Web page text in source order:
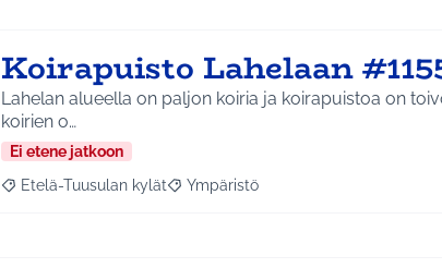
Koirapuisto Lahelaan
Lahelan alueella on paljon koiria ja koirapuistoa on
koirien o…
Ei etene jatkoon
Rajaa tulokset aihepiirin mukaan: Etelä-Tuusulan kylät
Etelä-Tuusulan kylät Rajaa tulokset teeman mukaan:
Ympäristö